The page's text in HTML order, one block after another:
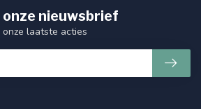
nieuwsbrief
laatste acties